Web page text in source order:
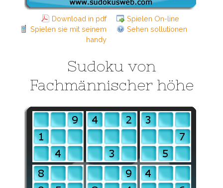
Download in pdf
Spielen On-line
Spielen sie mit seinem
handy
Sehen sollutionen
Sudoku von
Fachmännischer höhe